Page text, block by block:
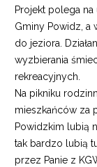
Projekt polega
Gminy Powidz, a
do jeziora.
wyzbierania
rekreacyjnych.
Na pikniku
mieszkańców za
Powidzkim lubią
tak bardzo lubią
przez Panie z